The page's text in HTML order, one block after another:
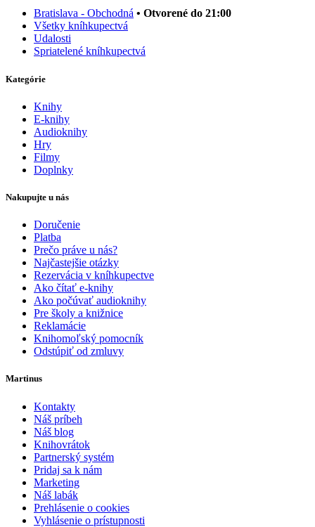
Bratislava - Obchodná • Otvorené do 21:00
Všetky kníhkupectvá
Udalosti
Spriatelené kníhkupectvá
Kategórie
Knihy
E-knihy
Audioknihy
Hry
Filmy
Doplnky
Nakupujte u nás
Doručenie
Platba
Prečo práve u nás?
Najčastejšie otázky
Rezervácia v kníhkupectve
Ako čítať e-knihy
Ako počúvať audioknihy
Pre školy a knižnice
Reklamácie
Knihomoľský pomocník
Odstúpiť od zmluvy
Martinus
Kontakty
Náš príbeh
Náš blog
Knihovrátok
Partnerský systém
Pridaj sa k nám
Marketing
Náš labák
Prehlásenie o cookies
Vyhlásenie o prístupnosti